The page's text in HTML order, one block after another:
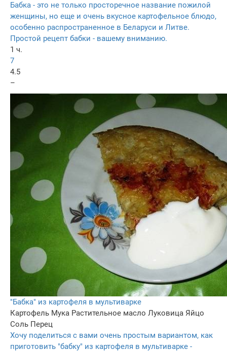
Бабка - это не только просторечное название пожилой
женщины, но еще и очень вкусное картофельное блюдо,
особенно распространенное в Беларуси и Литве.
Простой рецепт бабки - вашему вниманию.
1 ч.
7
4.5
–
"Бабка" из картофеля в мультиварке
Картофель Мука Растительное масло Луковица Яйцо
Соль Перец
Хочу поделиться с вами очень простым вариантом, как
приготовить "бабку" из картофеля в мультиварке -